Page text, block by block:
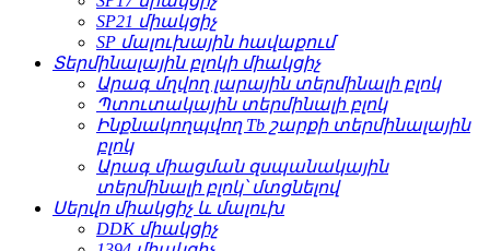
SP21 միակցիչ
SP մալուխային հավաքում
Տերմինալային բլոկի միակցիչ
Արագ մղվող լարային տերմինալի բլոկ
Պտուտակային տերմինալի բլոկ
Ինքնակողպվող Tb շարքի տերմինալային
բլոկ
Արագ միացման զսպանակային
տերմինալի բլոկ՝ մտցնելով
Սերվո միակցիչ և մալուխ
DDK միակցիչ